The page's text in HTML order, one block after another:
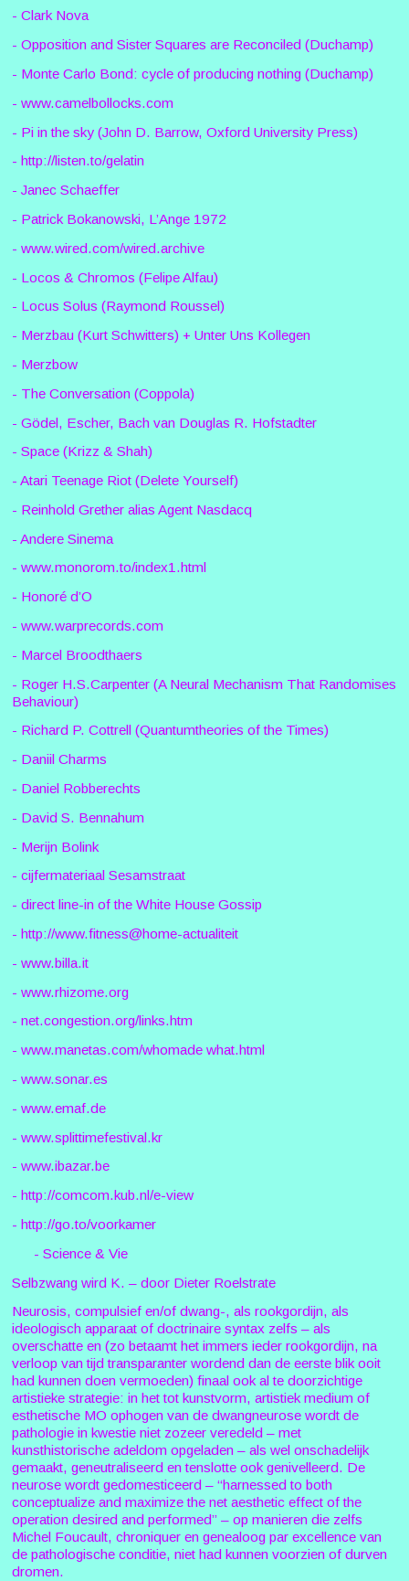
- Clark Nova
- Opposition and Sister Squares are Reconciled (Duchamp)
- Monte Carlo Bond: cycle of producing nothing (Duchamp)
- www.camelbollocks.com
- Pi in the sky (John D. Barrow, Oxford University Press)
- http://listen.to/gelatin
- Janec Schaeffer
- Patrick Bokanowski, L’Ange 1972
- www.wired.com/wired.archive
- Locos & Chromos (Felipe Alfau)
- Locus Solus (Raymond Roussel)
- Merzbau (Kurt Schwitters) + Unter Uns Kollegen
- Merzbow
- The Conversation (Coppola)
- Gödel, Escher, Bach van Douglas R. Hofstadter
- Space (Krizz & Shah)
- Atari Teenage Riot (Delete Yourself)
- Reinhold Grether alias Agent Nasdacq
- Andere Sinema
- www.monorom.to/index1.html
- Honoré d’O
- www.warprecords.com
- Marcel Broodthaers
- Roger H.S.Carpenter (A Neural Mechanism That Randomises
Behaviour)
- Richard P. Cottrell (Quantumtheories of the Times)
- Daniil Charms
- Daniel Robberechts
- David S. Bennahum
- Merijn Bolink
- cijfermateriaal Sesamstraat
- direct line-in of the White House Gossip
- http://www.fitness@home-actualiteit
- www.billa.it
- www.rhizome.org
- net.congestion.org/links.htm
- www.manetas.com/whomade what.html
- www.sonar.es
- www.emaf.de
- www.splittimefestival.kr
- www.ibazar.be
- http://comcom.kub.nl/e-view
- http://go.to/voorkamer
- Science & Vie
Selbzwang wird K. – door Dieter Roelstrate
Neurosis, compulsief en/of dwang-, als rookgordijn, als
ideologisch apparaat of doctrinaire syntax zelfs – als
overschatte en (zo betaamt het immers ieder rookgordijn, na
verloop van tijd transparanter wordend dan de eerste blik ooit
had kunnen doen vermoeden) finaal ook al te doorzichtige
artistieke strategie: in het tot kunstvorm, artistiek medium of
esthetische MO ophogen van de dwangneurose wordt de
pathologie in kwestie niet zozeer veredeld – met
kunsthistorische adeldom opgeladen – als wel onschadelijk
gemaakt, geneutraliseerd en tenslotte ook genivelleerd. De
neurose wordt gedomesticeerd – “harnessed to both
conceptualize and maximize the net aesthetic effect of the
operation desired and performed” – op manieren die zelfs
Michel Foucault, chroniquer en genealoog par excellence van
de pathologische conditie, niet had kunnen voorzien of durven
dromen.